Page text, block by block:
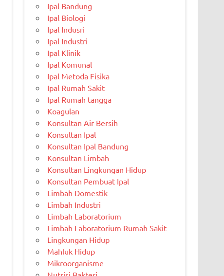
Ipal Bandung
Ipal Biologi
Ipal Indusri
Ipal Industri
Ipal Klinik
Ipal Komunal
Ipal Metoda Fisika
Ipal Rumah Sakit
Ipal Rumah tangga
Koagulan
Konsultan Air Bersih
Konsultan Ipal
Konsultan Ipal Bandung
Konsultan Limbah
Konsultan Lingkungan Hidup
Konsultan Pembuat Ipal
Limbah Domestik
Limbah Industri
Limbah Laboratorium
Limbah Laboratorium Rumah Sakit
Lingkungan Hidup
Mahluk Hidup
Mikroorganisme